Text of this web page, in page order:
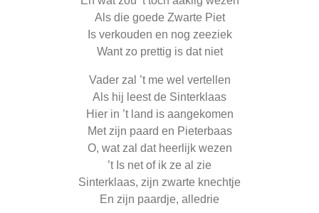
Als die goede Zwarte Piet
Is verkouden en nog zeeziek
Want zo prettig is dat niet
Vader zal ’t me wel vertellen
Als hij leest de Sinterklaas
Hier in ’t land is aangekomen
Met zijn paard en Pieterbaas
O, wat zal dat heerlijk wezen
’t Is net of ik ze al zie
Sinterklaas, zijn zwarte knechtje
En zijn paardje, alledrie